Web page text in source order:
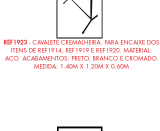
REF1923 - CAVALETE CREMALHEIRA. PARA ENCAIXE DOS
ITENS DE REF1914, REF1919 E REF1920. MATERIAL:
AÇO. ACABAMENTOS: PRETO, BRANCO E CROMADO.
MEDIDA: 1.40M X 1.20M X 0.60M